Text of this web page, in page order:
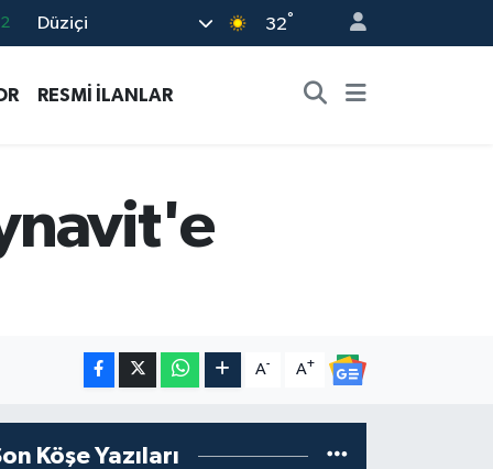
Düziçi 32°
RESMİ İLANLAR
A- A+
Köşe Yazıları